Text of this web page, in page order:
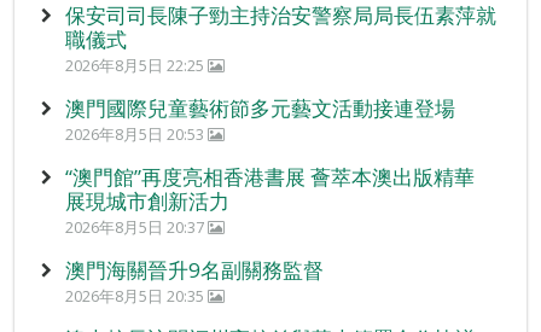
保安司司長陳子勁主持治安警察局局長伍素萍就
職儀式
2026年8月5日 22:25
澳門國際兒童藝術節多元藝文活動接連登場
2026年8月5日 20:53
“澳門館”再度亮相香港書展 薈萃本澳出版精華
展現城市創新活力
2026年8月5日 20:37
澳門海關晉升9名副關務監督
2026年8月5日 20:35